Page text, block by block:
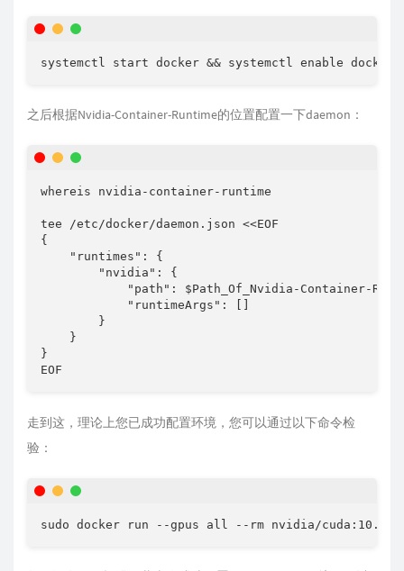
systemctl start docker && systemctl enable docker
之后根据Nvidia-Container-Runtime的位置配置一下daemon：
whereis nvidia-container-runtime
tee /etc/docker/daemon.json <<EOF
{
    "runtimes": {
        "nvidia": {
"path": $Path_Of_Nvidia-Container-
            "runtimeArgs": []
        }
    }
}
EOF
走到这，理论上您已成功配置环境，您可以通过以下命令检
验：
sudo docker run --gpus all --rm nvidia/cuda:10.2-